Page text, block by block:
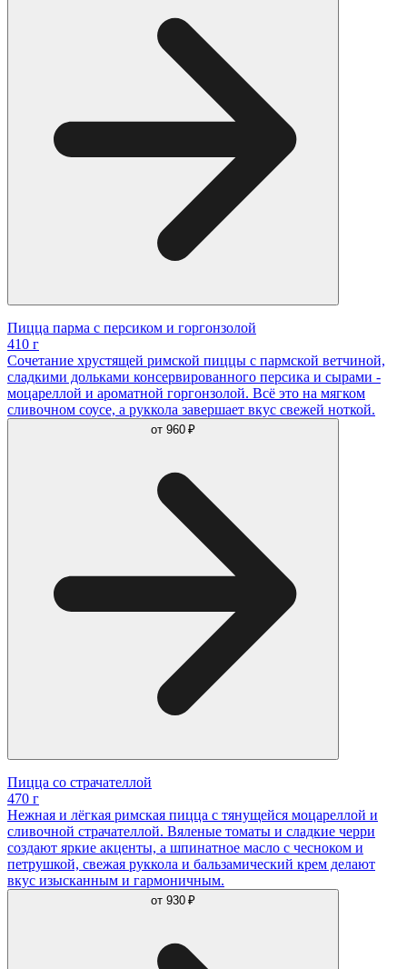
Пицца парма с персиком и горгонзолой
410 г
Сочетание хрустящей римской пиццы с пармской ветчиной,
сладкими дольками консервированного персика и сырами -
моцареллой и ароматной горгонзолой. Всё это на мягком
сливочном соусе, а руккола завершает вкус свежей ноткой.
от 960 ₽
Пицца со страчателлой
470 г
Нежная и лёгкая римская пицца с тянущейся моцареллой и
сливочной страчателлой. Вяленые томаты и сладкие черри
создают яркие акценты, а шпинатное масло с чесноком и
петрушкой, свежая руккола и бальзамический крем делают
вкус изысканным и гармоничным.
от 930 ₽